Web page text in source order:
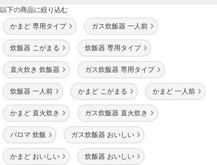
以下の商品に絞り込む
かまど 専用タイプ ガス炊飯器 一人前
炊飯器 こがまる 炊飯器 専用タイプ
直火炊き 炊飯器 ガス炊飯器 専用タイプ
炊飯器 一人前 かまど こがまる かまど 一人前
かまど 直火炊き ガス炊飯器 直火炊き
パロマ 炊飯 ガス炊飯器 おいしい
かまど おいしい 炊飯器 おいしい